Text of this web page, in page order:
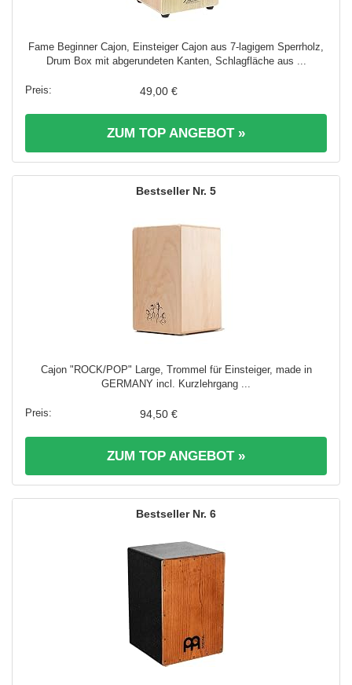
Fame Beginner Cajon, Einsteiger Cajon aus 7-lagigem Sperrholz,
Drum Box mit abgerundeten Kanten, Schlagfläche aus ...
49,00 €
ZUM TOP ANGEBOT »
5
Cajon "ROCK/POP" Large, Trommel für Einsteiger, made in
GERMANY incl. Kurzlehrgang ...
94,50 €
ZUM TOP ANGEBOT »
6